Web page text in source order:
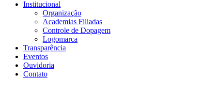
Institucional
Organização
Academias Filiadas
Controle de Dopagem
Logomarca
Transparência
Eventos
Ouvidoria
Contato